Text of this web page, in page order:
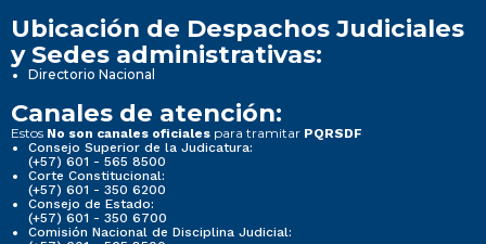
Ubicación de Despachos Judiciales
y Sedes administrativas:
Directorio Nacional
Canales de atención:
Estos No son canales oficiales para tramitar PQRSDF
Consejo Superior de la Judicatura:
(+57) 601 - 565 8500
Corte Constitucional:
(+57) 601 - 350 6200
Consejo de Estado:
(+57) 601 - 350 6700
Comisión Nacional de Disciplina Judicial: